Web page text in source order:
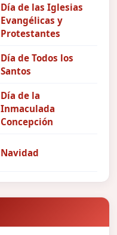
Día de las Iglesias
Evangélicas y
Protestantes
Día de Todos los
Santos
Día de la
Inmaculada
Concepción
Navidad